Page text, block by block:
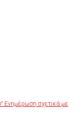
Ενημέρωση σχετικά με